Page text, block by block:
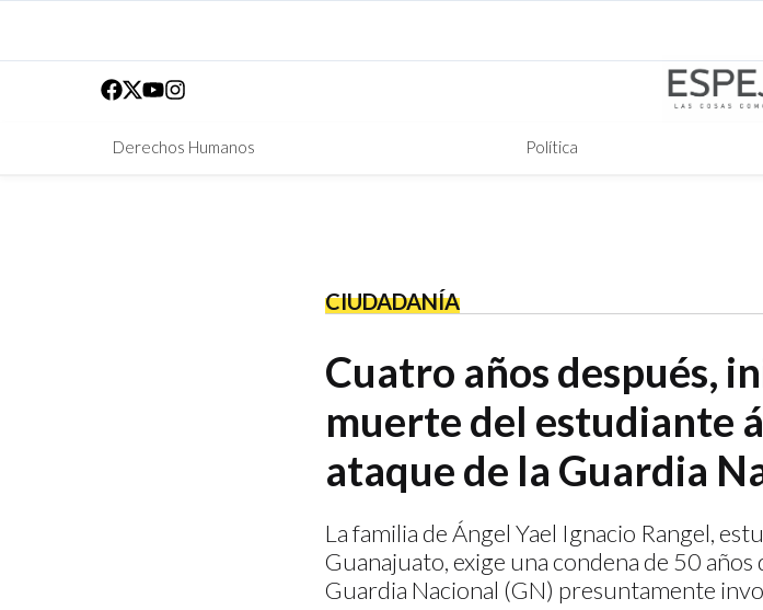
Derechos Humanos Política
CIUDADANÍA
Cuatro años después,
muerte del estudiante
ataque de la Guardia
La familia de Ángel Yael Ignacio Rangel,
Guanajuato, exige una condena de 50
Guardia Nacional (GN) presuntamente